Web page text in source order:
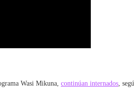
Wasi Mikuna, continúan internados ,